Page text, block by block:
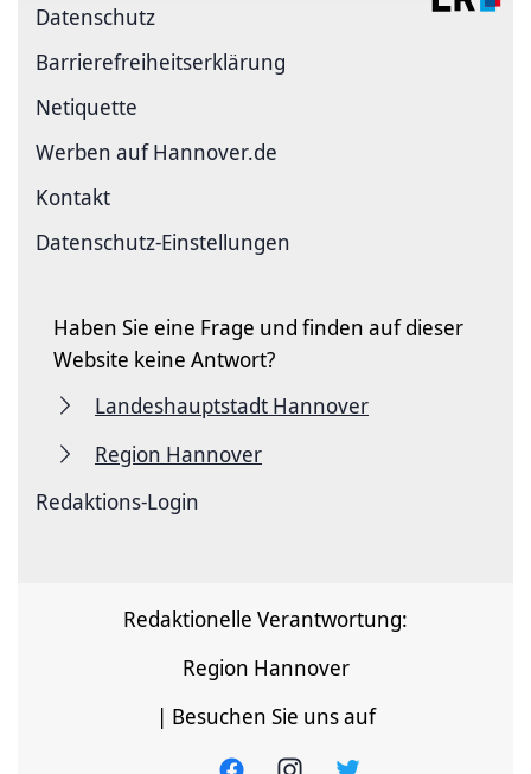
Datenschutz
Barriere­freiheits­erklärung
Netiquette
Werben auf Hannover.de
Kontakt
Datenschutz-Einstellungen
Haben Sie eine Frage und finden auf dieser
Website keine Antwort?
Landeshauptstadt Hannover
Region Hannover
Redaktions-Login
Redaktionelle Verantwortung:
Region Hannover
| Besuchen Sie uns auf